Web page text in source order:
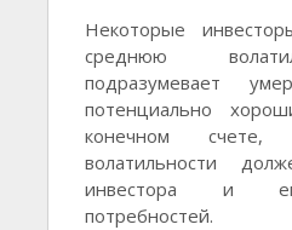
Некоторые
среднюю
подразумевает
потенциально
конечном
волатильности
инвестора и
потребностей.